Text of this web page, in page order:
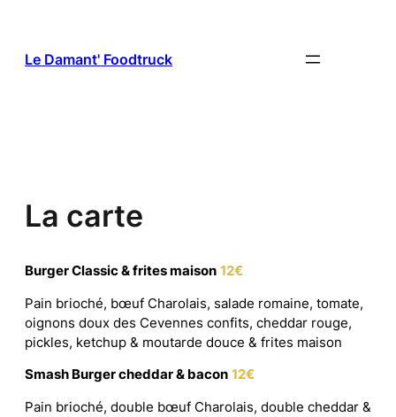
contenu
Le Damant' Foodtruck
La carte
Burger Classic & frites maison 12€
Pain brioché, bœuf Charolais, salade romaine, tomate,
oignons doux des Cevennes confits, cheddar rouge,
pickles, ketchup & moutarde douce & frites maison
Smash Burger cheddar & bacon 12€
Pain brioché, double bœuf Charolais, double cheddar &